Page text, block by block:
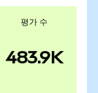
평가 수
483.9K